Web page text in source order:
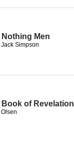
Nothing Men
Jack Simpson
Book of Revelation